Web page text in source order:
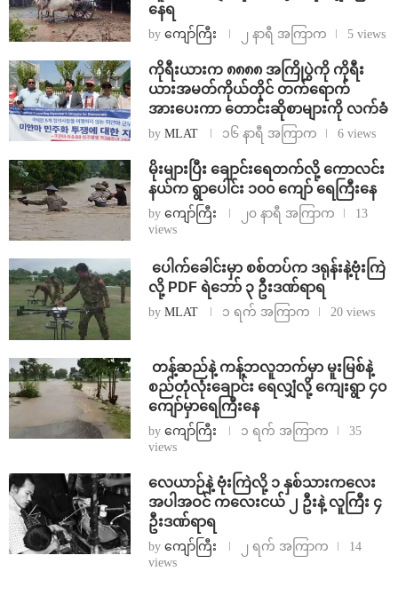
နေရ
by ကျော်ကြီး ၂ နာရီ အကြာက 5 views
ကိုရီးယားက ၈၈၈၈ အကြိုပွဲကို ကိုရီး
ယားအမတ်ကိုယ်တိုင် တက်ရောက်
အားပေးကာ တောင်းဆိုစာများကို လက်ခံ
by MLAT ၁၆ နာရီ အကြာက 6 views
⁨မိုးများပြီး ချောင်းရေတက်လို့ ကောလင်း
နယ်က ရွာပေါင်း ၁၀၀ ကျော် ရေကြီးနေ
by ကျော်ကြီး ၂၀ နာရီ အကြာက
13
views
⁩ ⁨ပေါက်ခေါင်းမှာ စစ်တပ်က ဒရုန်းနဲ့ဗုံးကြဲ
လို့ PDF ရဲဘော် ၃ ဦးဒဏ်ရာရ
by MLAT ၁ ရက် အကြာက 20 views
⁩ ⁨တန့်ဆည်နဲ့ ကန့်ဘလူဘက်မှာ မူးမြစ်နဲ့
စည်တုံလုံးချောင်း ရေလျှံလို့ ကျေးရွာ ၄၀
ကျော်မှာရေကြီးနေ
by ကျော်ကြီး ၁ ရက် အကြာက
35
views
⁨လေယာဉ်နဲ့ ဗုံးကြဲလို့ ၁ နှစ်သားကလေး
အပါအဝင် ကလေးငယ် ၂ ဦးနဲ့ လူကြီး ၄
ဦးဒဏ်ရာရ
by ကျော်ကြီး ၂ ရက် အကြာက
14
views